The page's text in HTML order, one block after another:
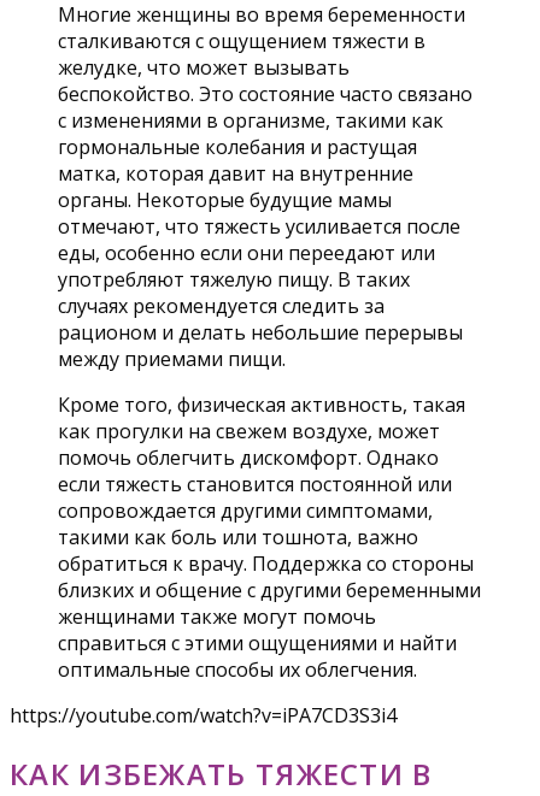
Многие женщины во время беременности
сталкиваются с ощущением тяжести в
желудке, что может вызывать
беспокойство. Это состояние часто связано
с изменениями в организме, такими как
гормональные колебания и растущая
матка, которая давит на внутренние
органы. Некоторые будущие мамы
отмечают, что тяжесть усиливается после
еды, особенно если они переедают или
употребляют тяжелую пищу. В таких
случаях рекомендуется следить за
рационом и делать небольшие перерывы
между приемами пищи.
Кроме того, физическая активность, такая
как прогулки на свежем воздухе, может
помочь облегчить дискомфорт. Однако
если тяжесть становится постоянной или
сопровождается другими симптомами,
такими как боль или тошнота, важно
обратиться к врачу. Поддержка со стороны
близких и общение с другими беременными
женщинами также могут помочь
справиться с этими ощущениями и найти
оптимальные способы их облегчения.
https://youtube.com/watch?v=iPA7CD3S3i4
КАК ИЗБЕЖАТЬ ТЯЖЕСТИ В